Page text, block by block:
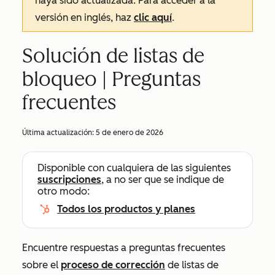
versión en inglés, haz clic aquí.
Solución de listas de
bloqueo | Preguntas
frecuentes
Última actualización: 5 de enero de 2026
Disponible con cualquiera de las siguientes
suscripciones, a no ser que se indique de
otro modo:
Todos los productos y planes
Encuentre respuestas a preguntas frecuentes
sobre el proceso de corrección de listas de